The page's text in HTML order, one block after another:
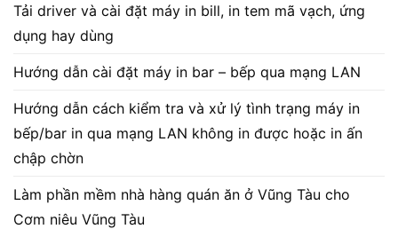
Tải driver và cài đặt máy in bill, in tem mã vạch, ứng
dụng hay dùng
Hướng dẫn cài đặt máy in bar – bếp qua mạng LAN
Hướng dẫn cách kiểm tra và xử lý tình trạng máy in
bếp/bar in qua mạng LAN không in được hoặc in ấn
chập chờn
Làm phần mềm nhà hàng quán ăn ở Vũng Tàu cho
Cơm niêu Vũng Tàu